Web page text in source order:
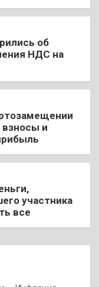
об
НДС на
взносы и
участника
все